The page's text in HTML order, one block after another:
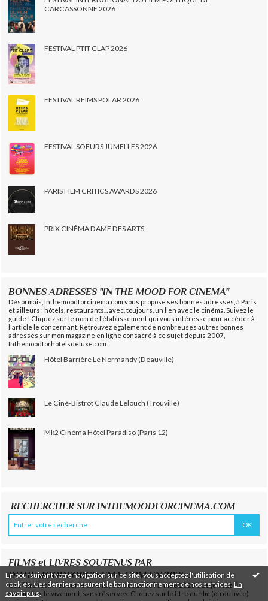
En poursuivant votre navigation sur ce site, vous acceptez l'utilisation de
cookies. Ces derniers assurent le bon fonctionnement de nos services. En
savoir plus.
CARCASSONNE 2026
FESTIVAL PTIT CLAP 2026
FESTIVAL REIMS POLAR 2026
FESTIVAL SOEURS JUMELLES 2026
PARIS FILM CRITICS AWARDS 2026
PRIX CINÉMA DAME DES ARTS
BONNES ADRESSES "IN THE MOOD FOR CINEMA"
Désormais, Inthemoodforcinema.com vous propose ses bonnes adresses, à Paris
et ailleurs : hôtels, restaurants... avec, toujours, un lien avec le cinéma. Suivez le
guide ! Cliquez sur le nom de l'établissement qui vous intéresse pour accéder à
l'article le concernant. Retrouvez également de nombreuses autres bonnes
adresses sur mon magazine en ligne consacré à ce sujet depuis 2007,
Inthemoodforhotelsdeluxe.com.
Hôtel Barrière Le Normandy (Deauville)
Le Ciné-Bistrot Claude Lelouch (Trouville)
Mk2 Cinéma Hôtel Paradiso (Paris 12)
RECHERCHER SUR INTHEMOODFORCINEMA.COM
FILMS et LIVRES SOUTENUS PAR
INTHEMOODFORCINEMA.COM EN 2025 :
Ces films (et livres sur le cinéma) sont ceux de l'année 2025 que je vous
recommande vivement, sans réserves. Cliquez sur le titre du film (ou du livre)